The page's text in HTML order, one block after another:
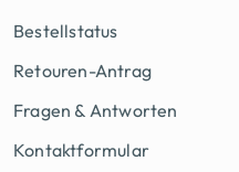
Bestellstatus
Retouren-Antrag
Fragen & Antworten
Kontaktformular